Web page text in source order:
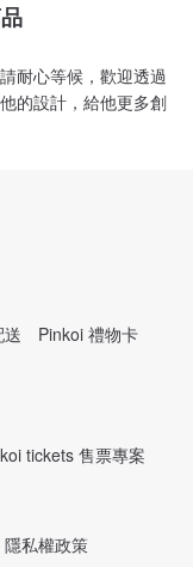
耐心等候，歡迎透過
的設計，給他更多創
Pinkoi 禮物卡
tickets 售票專案
隱私權政策